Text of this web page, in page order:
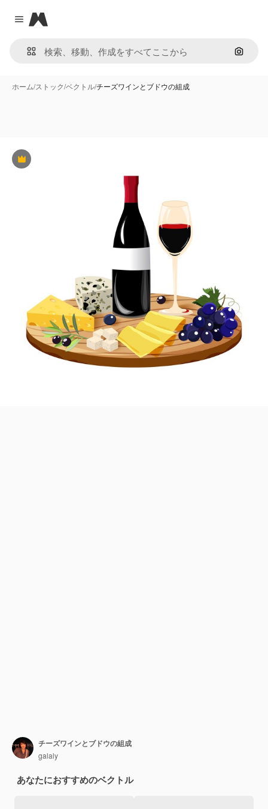
Close menu
Magnific
画像で
ホーム/ストック/ベクトル/チーズワインとブドウの組成
Premium
チーズワインとブドウの組成
galaly
あなたにおすすめのベクトル